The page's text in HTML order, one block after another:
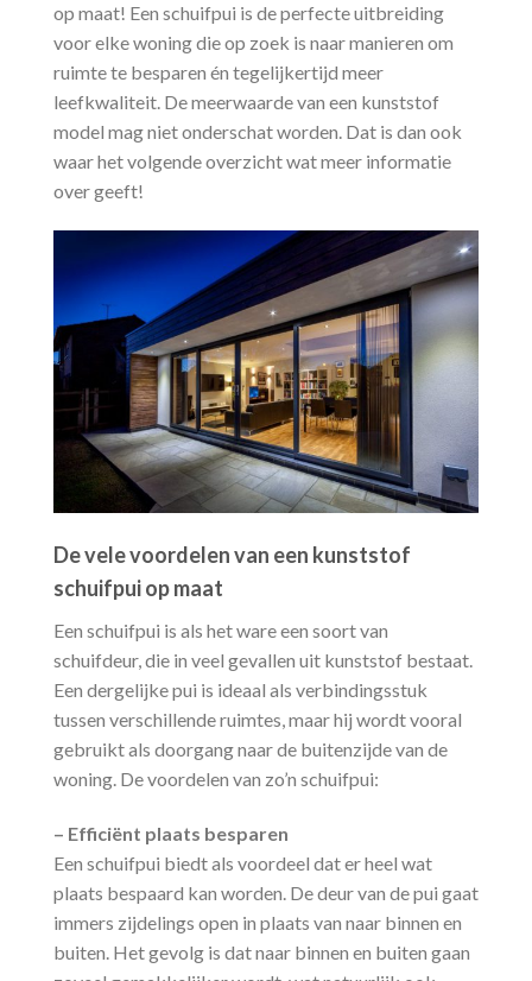
op maat! Een schuifpui is de perfecte uitbreiding
voor elke woning die op zoek is naar manieren om
ruimte te besparen én tegelijkertijd meer
leefkwaliteit. De meerwaarde van een kunststof
model mag niet onderschat worden. Dat is dan ook
waar het volgende overzicht wat meer informatie
over geeft!
De vele voordelen van een kunststof
schuifpui op maat
Een schuifpui is als het ware een soort van
schuifdeur, die in veel gevallen uit kunststof bestaat.
Een dergelijke pui is ideaal als verbindingsstuk
tussen verschillende ruimtes, maar hij wordt vooral
gebruikt als doorgang naar de buitenzijde van de
woning. De voordelen van zo’n schuifpui:
– Efficiënt plaats besparen
Een schuifpui biedt als voordeel dat er heel wat
plaats bespaard kan worden. De deur van de pui gaat
immers zijdelings open in plaats van naar binnen en
buiten. Het gevolg is dat naar binnen en buiten gaan